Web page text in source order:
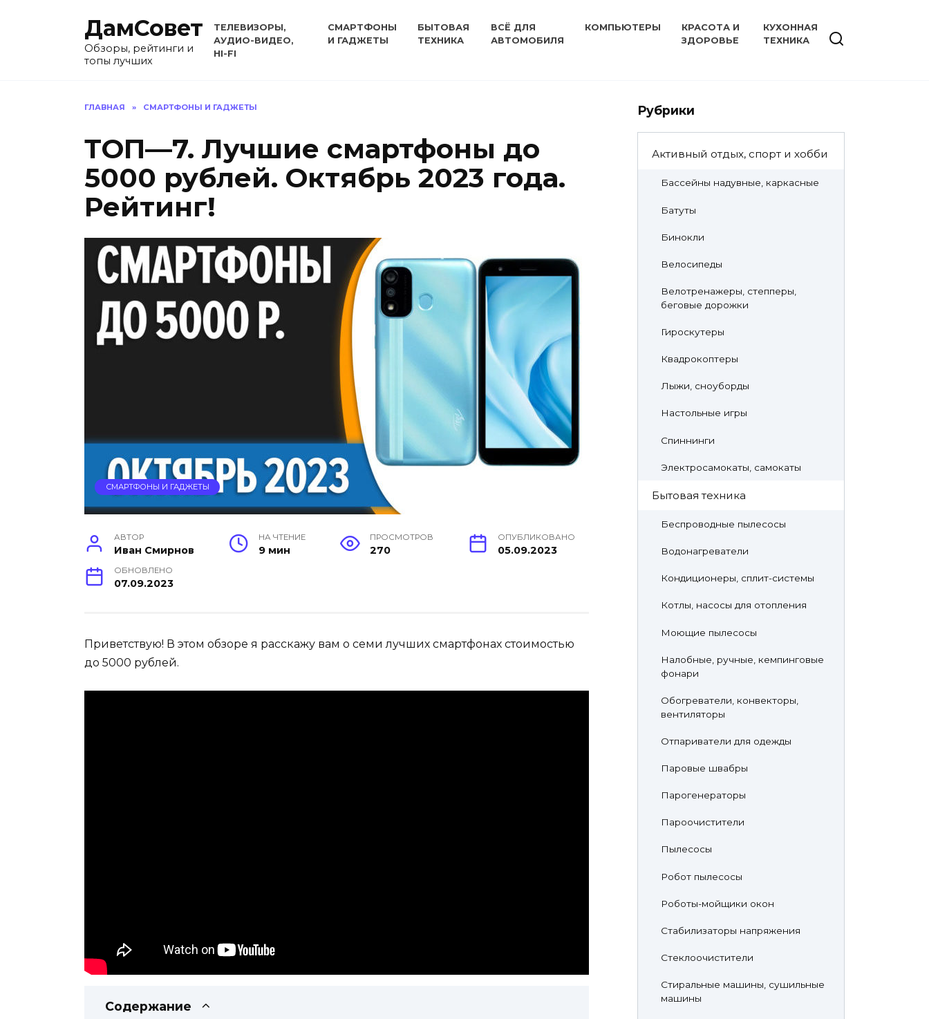
ДамСовет
Обзоры, рейтинги и
топы лучших
ТЕЛЕВИЗОРЫ,
АУДИО-ВИДЕО,
HI-FI
СМАРТФОНЫ
И ГАДЖЕТЫ
БЫТОВАЯ
ТЕХНИКА
ВСЁ ДЛЯ
АВТОМОБИЛЯ
КОМПЬЮТЕРЫ
КРАСОТА И
ЗДОРОВЬЕ
КУХОННАЯ
ТЕХНИКА
ГЛАВНАЯ » СМАРТФОНЫ И ГАДЖЕТЫ
ТОП—7. Лучшие смартфоны до
5000 рублей. Октябрь 2023 года.
Рейтинг!
СМАРТФОНЫ И ГАДЖЕТЫ
АВТОР
Иван Смирнов
НА ЧТЕНИЕ
9 мин
ПРОСМОТРОВ
270
ОПУБЛИКОВАНО
05.09.2023
ОБНОВЛЕНО
07.09.2023
Приветствую! В этом обзоре я расскажу вам о семи лучших смартфонах стоимостью
до 5000 рублей.
Содержание
Рубрики
Активный отдых, спорт и хобби
Бассейны надувные, каркасные
Батуты
Бинокли
Велосипеды
Велотренажеры, степперы,
беговые дорожки
Гироскутеры
Квадрокоптеры
Лыжи, сноуборды
Настольные игры
Спиннинги
Электросамокаты, самокаты
Бытовая техника
Беспроводные пылесосы
Водонагреватели
Кондиционеры, сплит-системы
Котлы, насосы для отопления
Моющие пылесосы
Налобные, ручные, кемпинговые
фонари
Обогреватели, конвекторы,
вентиляторы
Отпариватели для одежды
Паровые швабры
Парогенераторы
Пароочистители
Пылесосы
Робот пылесосы
Роботы-мойщики окон
Стабилизаторы напряжения
Стеклоочистители
Стиральные машины, сушильные
машины